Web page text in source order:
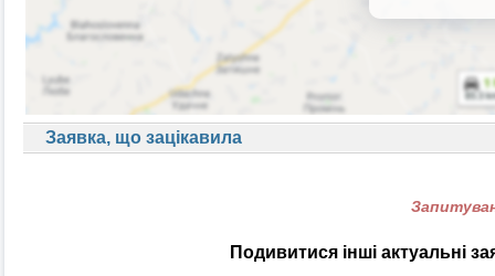
Заявка, що зацікавила
Подивитися інші актуальні